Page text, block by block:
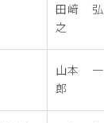
田﨑 弘
之
山本 一
郎